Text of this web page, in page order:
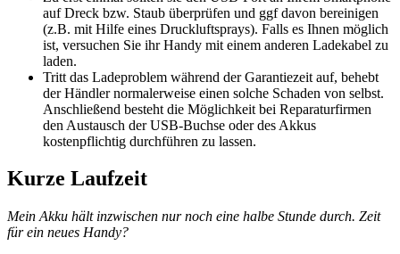
auf Dreck bzw. Staub überprüfen und ggf davon bereinigen
(z.B. mit Hilfe eines Druckluftsprays). Falls es Ihnen möglich
ist, versuchen Sie ihr Handy mit einem anderen Ladekabel zu
laden.
Tritt das Ladeproblem während der Garantiezeit auf, behebt
der Händler normalerweise einen solche Schaden von selbst.
Anschließend besteht die Möglichkeit bei Reparaturfirmen
den Austausch der USB-Buchse oder des Akkus
kostenpflichtig durchführen zu lassen.
Kurze Laufzeit
Mein Akku hält inzwischen nur noch eine halbe Stunde durch. Zeit
für ein neues Handy?